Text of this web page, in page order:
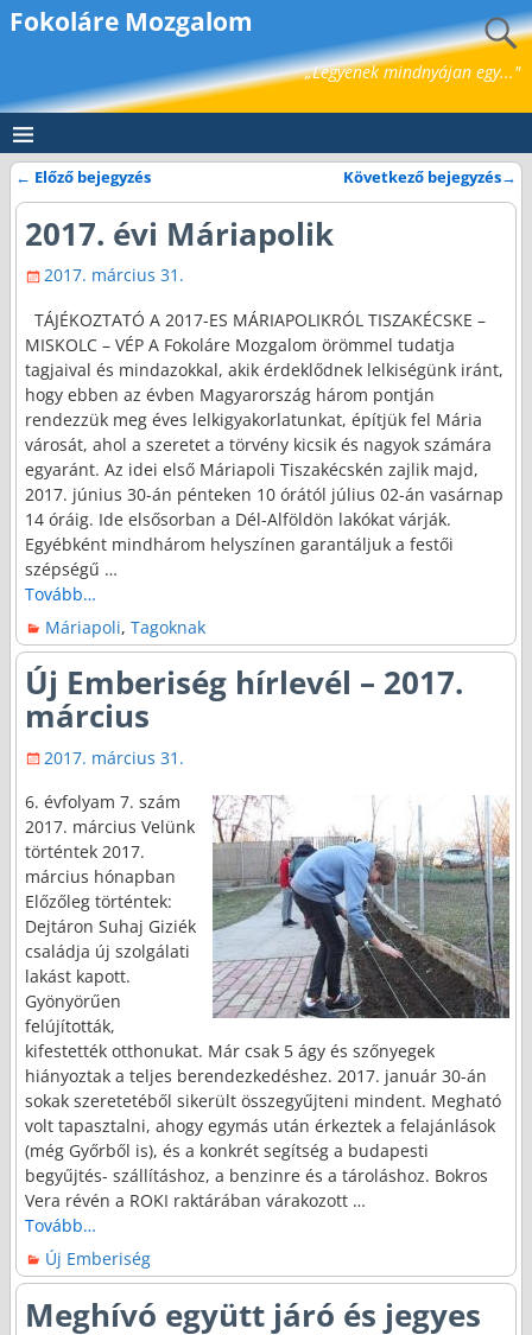
Fokoláre Mozgalom
„Legyenek mindnyájan egy..."
Bejegyzés navigáció
← Előző bejegyzés Következő bejegyzés→
2017. évi Máriapolik
2017. március 31.
TÁJÉKOZTATÓ A 2017-ES MÁRIAPOLIKRÓL TISZAKÉCSKE –
MISKOLC – VÉP A Fokoláre Mozgalom örömmel tudatja
tagjaival és mindazokkal, akik érdeklődnek lelkiségünk iránt,
hogy ebben az évben Magyarország három pontján
rendezzük meg éves lelkigyakorlatunkat, építjük fel Mária
városát, ahol a szeretet a törvény kicsik és nagyok számára
egyaránt. Az idei első Máriapoli Tiszakécskén zajlik majd,
2017. június 30-án pénteken 10 órától július 02-án vasárnap
14 óráig. Ide elsősorban a Dél-Alföldön lakókat várják.
Egyébként mindhárom helyszínen garantáljuk a festői
szépségű …
Tovább…
Máriapoli,Tagoknak
Új Emberiség hírlevél – 2017.
március
2017. március 31.
6. évfolyam 7. szám
2017. március Velünk
történtek 2017.
március hónapban
Előzőleg történtek:
Dejtáron Suhaj Giziék
családja új szolgálati
lakást kapott.
Gyönyörűen
felújították,
kifestették otthonukat. Már csak 5 ágy és szőnyegek
hiányoztak a teljes berendezkedéshez. 2017. január 30-án
sokak szeretetéből sikerült összegyűjteni mindent. Megható
volt tapasztalni, ahogy egymás után érkeztek a felajánlások
(még Győrből is), és a konkrét segítség a budapesti
begyűjtés- szállításhoz, a benzinre és a tároláshoz. Bokros
Vera révén a ROKI raktárában várakozott …
Tovább…
Új Emberiség
Meghívó együtt járó és jegyes